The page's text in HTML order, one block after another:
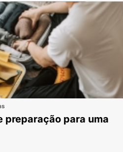
preparação para uma